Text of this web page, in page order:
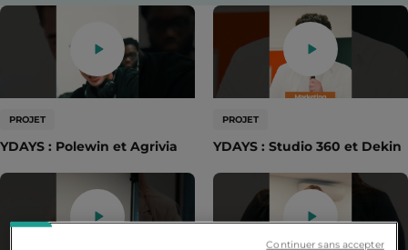
PROJET
YDAYS : Polewin et Agrivia
PROJET
YDAYS : Studio 360 et Dekin
Continuer sans accepter